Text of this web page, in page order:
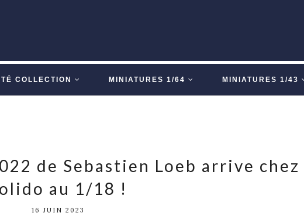
COLLECTION MINIATURES 1/64 MINIATURES 1/43
de Sebastien Loeb arrive chez
au 1/18 !
16 JUIN 2023